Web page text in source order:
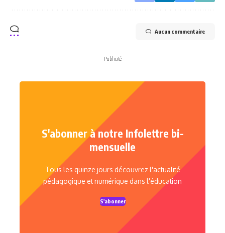
Aucun commentaire
- Publicité -
S'abonner à notre Infolettre bi-
mensuelle
Tous les quinze jours découvrez l'actualité
pédagogique et numérique dans l'éducation
S'abonner